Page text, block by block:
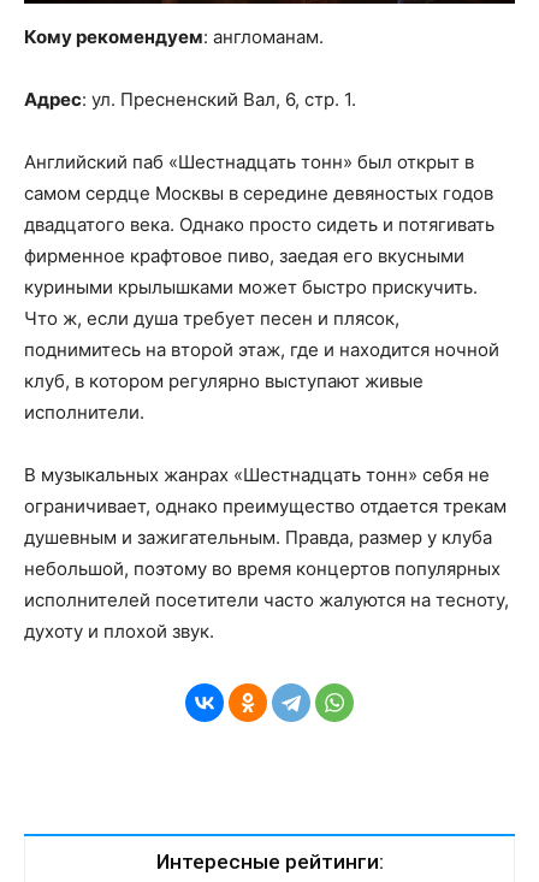
Кому рекомендуем: англоманам.
Адрес: ул. Пресненский Вал, 6, стр. 1.
Английский паб «Шестнадцать тонн» был открыт в
самом сердце Москвы в середине девяностых годов
двадцатого века. Однако просто сидеть и потягивать
фирменное крафтовое пиво, заедая его вкусными
куриными крылышками может быстро прискучить.
Что ж, если душа требует песен и плясок,
поднимитесь на второй этаж, где и находится ночной
клуб, в котором регулярно выступают живые
исполнители.
В музыкальных жанрах «Шестнадцать тонн» себя не
ограничивает, однако преимущество отдается трекам
душевным и зажигательным. Правда, размер у клуба
небольшой, поэтому во время концертов популярных
исполнителей посетители часто жалуются на тесноту,
духоту и плохой звук.
Интересные рейтинги: